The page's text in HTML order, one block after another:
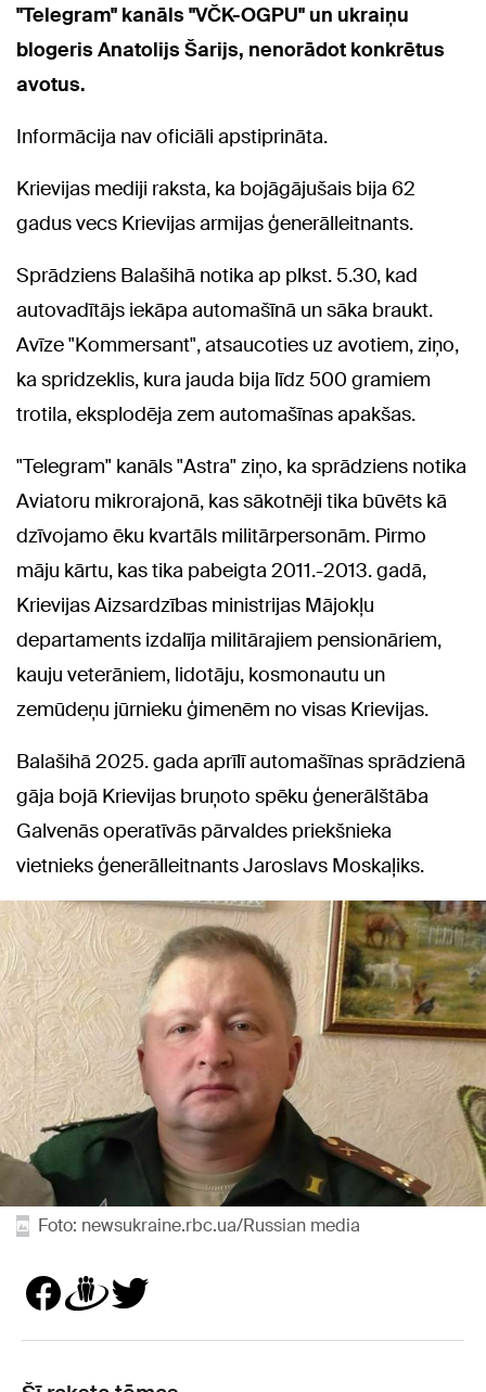
"Telegram" kanāls "VČK-OGPU" un ukraiņu
blogeris Anatolijs Šarijs, nenorādot konkrētus
avotus.
Informācija nav oficiāli apstiprināta.
Krievijas mediji raksta, ka bojāgājušais bija 62
gadus vecs Krievijas armijas ģenerālleitnants.
Sprādziens Balašihā notika ap plkst. 5.30, kad
autovadītājs iekāpa automašīnā un sāka braukt.
Avīze "Kommersant", atsaucoties uz avotiem, ziņo,
ka spridzeklis, kura jauda bija līdz 500 gramiem
trotila, eksplodēja zem automašīnas apakšas.
"Telegram" kanāls "Astra" ziņo, ka sprādziens notika
Aviatoru mikrorajonā, kas sākotnēji tika būvēts kā
dzīvojamo ēku kvartāls militārpersonām. Pirmo
māju kārtu, kas tika pabeigta 2011.-2013. gadā,
Krievijas Aizsardzības ministrijas Mājokļu
departaments izdalīja militārajiem pensionāriem,
kauju veterāniem, lidotāju, kosmonautu un
zemūdeņu jūrnieku ģimenēm no visas Krievijas.
Balašihā 2025. gada aprīlī automašīnas sprādzienā
gāja bojā Krievijas bruņoto spēku ģenerālštāba
Galvenās operatīvās pārvaldes priekšnieka
vietnieks ģenerālleitnants Jaroslavs Moskaļiks.
Foto: newsukraine.rbc.ua/Russian media